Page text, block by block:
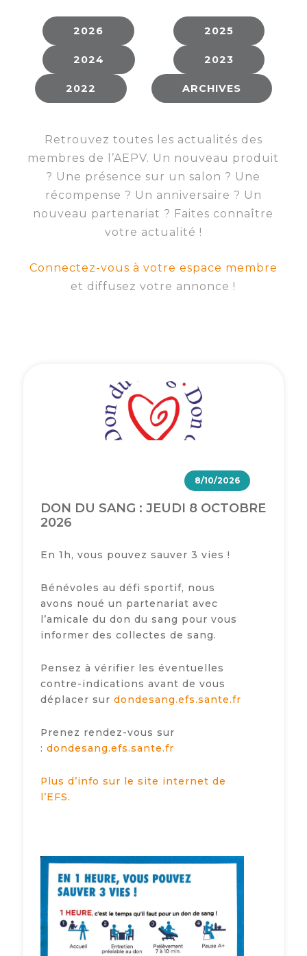
de
managers
intermédiaires
féminin
sportif
Newsletter
Actualité
des
membres
de
Industrie
Bâtiment
Dispositifs
partenaires
Offres
une
offre
privilège
CONTACT
2026 2025
2024 2023
2022 ARCHIVES
Retrouvez toutes les actualités des
membres de l’AEPV. Un nouveau produit
? Une présence sur un salon ? Une
récompense ? Un anniversaire ? Un
nouveau partenariat ? Faites connaître
votre actualité !
Connectez-vous à votre espace membre
et diffusez votre annonce !
8/10/2026
DON DU SANG : JEUDI 8 OCTOBRE
2026
En 1h, vous pouvez sauver 3 vies !
Bénévoles au défi sportif, nous
avons noué un partenariat avec
l’amicale du don du sang pour vous
informer des collectes de sang.
Pensez à vérifier les éventuelles
contre-indications avant de vous
déplacer sur dondesang.efs.sante.fr
Prenez rendez-vous sur
: dondesang.efs.sante.fr
Plus d’info sur le site internet de
l’EFS.